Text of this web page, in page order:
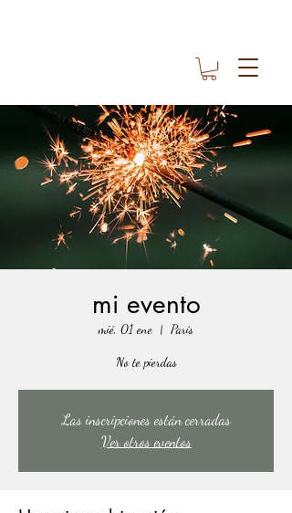
mi evento
mié, 01 ene
  |
París
No te pierdas
Las inscripciones están cerradas
Ver otros eventos